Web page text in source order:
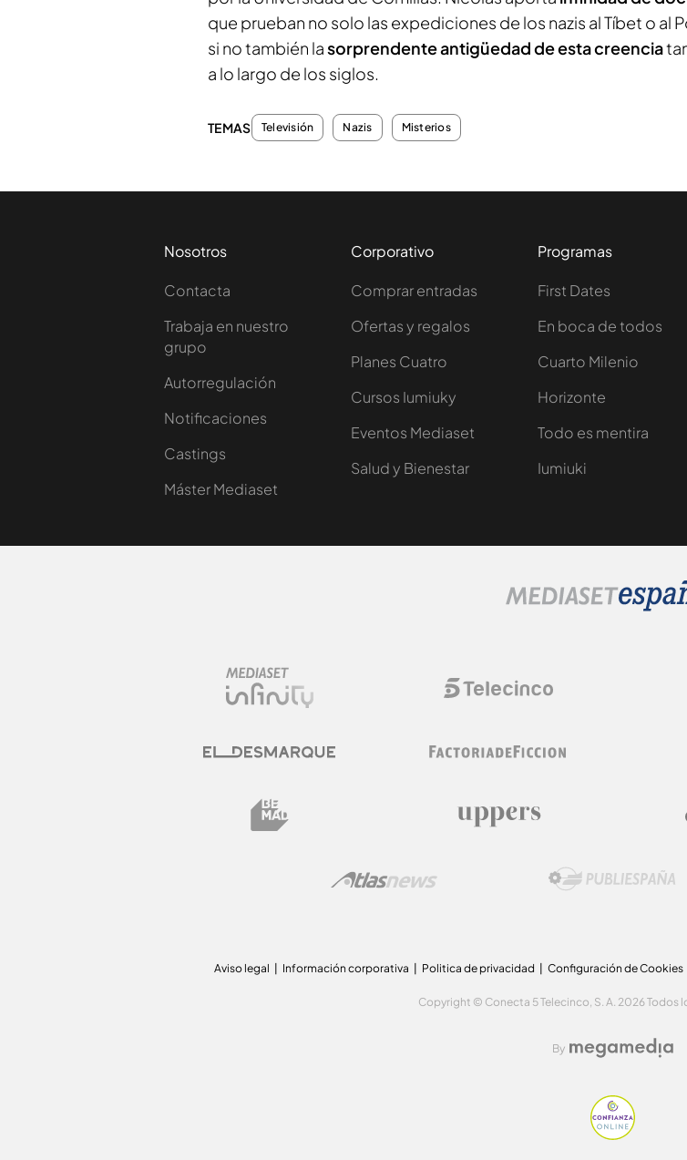
que prueban no solo las expediciones de los nazis al Tíbet o al
si no también lasorprendente antigüedad de esta creencia
a lo largo de los siglos.
TEMAS Televisión Nazis Misterios
Nosotros
Contacta
Trabaja en nuestro
grupo
Autorregulación
Notificaciones
Castings
Máster Mediaset
Corporativo
Comprar entradas
Ofertas y regalos
Planes Cuatro
Cursos Iumiuky
Eventos Mediaset
Salud y Bienestar
Programas
First Dates
En boca de todos
Cuarto Milenio
Horizonte
Todo es mentira
Iumiuki
Aviso legal Información corporativa Politica de privacidad Configuración de Cookies
Copyright © Conecta 5 Telecinco, S. A. 2026 Todos
By